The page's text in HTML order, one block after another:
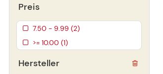
Preis
7.50 - 9.99 (2)
>= 10.00 (1)
Hersteller